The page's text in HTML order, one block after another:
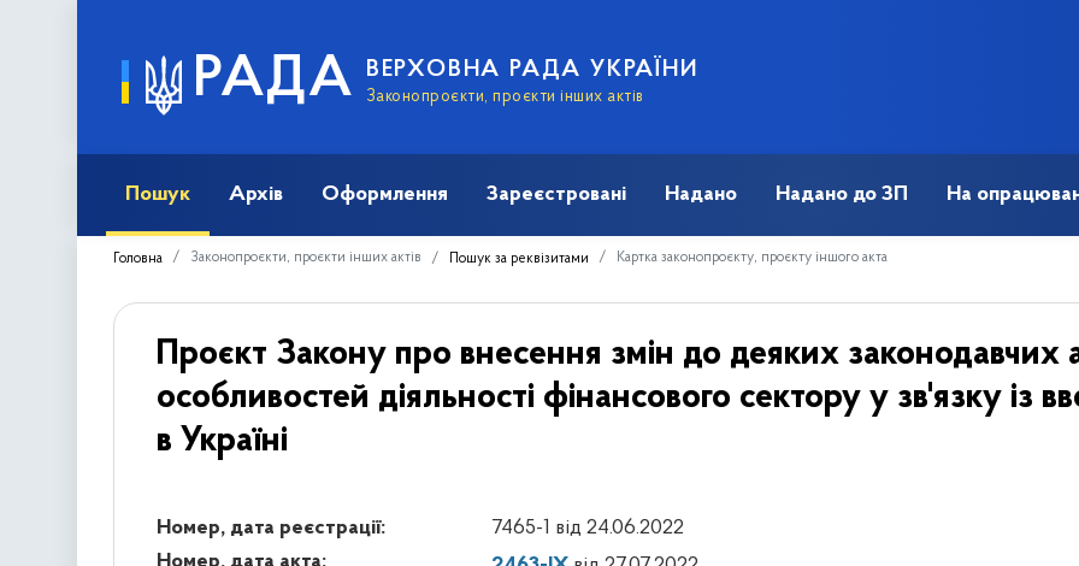
РАДА ВЕРХОВНА РАДА УКРАЇНИ
Законопроєкти, проєкти інших актів
Пошук Архів Оформлення Зареєстровані Надано Надано до ЗП На
Головна Законопроєкти, проєкти інших актів Пошук за реквізитами Картка законопроєкту, проєкту іншого акта
Проєкт Закону про внесення змін до деяких законодавчих
особливостей діяльності фінансового сектору у зв'язку із
в Україні
Номер, дата реєстрації:
7465-1 від 24.06.2022
Номер, дата акта: